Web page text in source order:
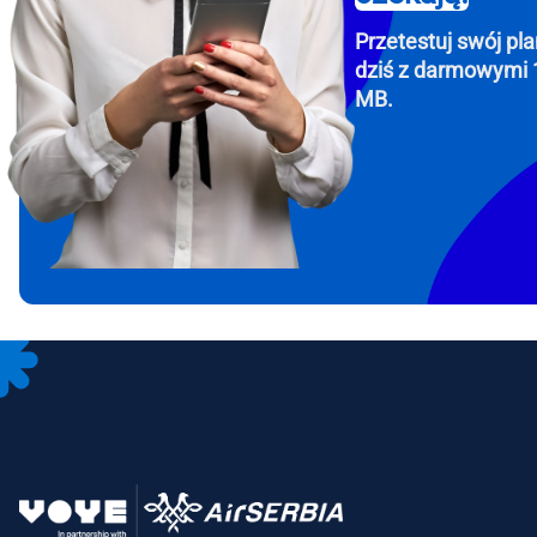
To
Then,
in
Przetestuj swój
dziś z darmowymi
MB.